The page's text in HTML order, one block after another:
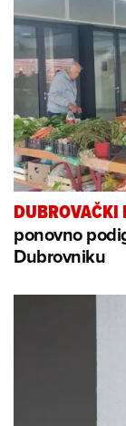
DUBROVAČKI
ponovno
Dubrovniku